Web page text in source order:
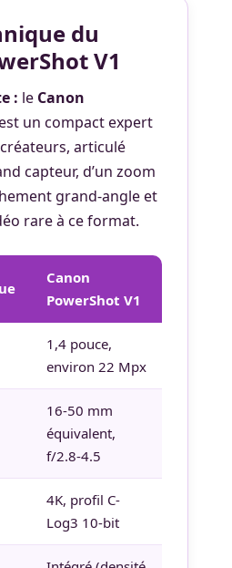
du
V1
: le Canon
un compact expert
articulé
capteur, d’un zoom
grand-angle et
rare à ce format.
Canon
PowerShot V1
1,4 pouce,
environ 22 Mpx
16-50 mm
équivalent,
f/2.8-4.5
4K, profil C-
Log3 10-bit